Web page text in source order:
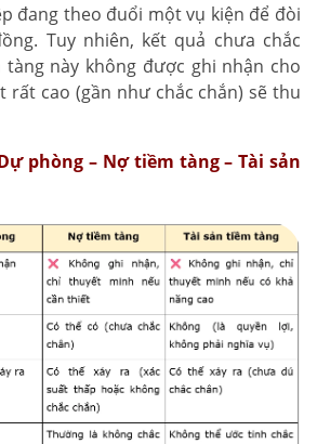
đang theo đuổi một vụ kiện để đòi
Tuy nhiên, kết quả chưa chắc
tàng này không được ghi nhận cho
rất cao (gần như chắc chắn) sẽ thu
phòng – Nợ tiềm tàng – Tài sản